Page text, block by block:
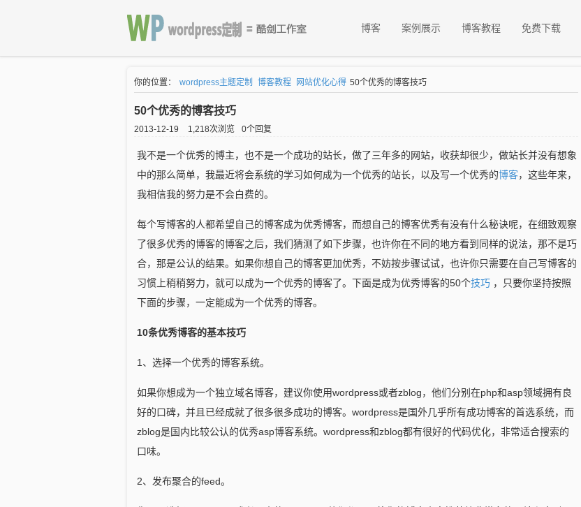
博客 案例展示 博客教程 免费下载
你的位置： wordpress主题定制 博客教程 网站优化心得 50个优秀的博客技巧
50个优秀的博客技巧
2013-12-19 1,218次浏览 0个回复
我不是一个优秀的博主，也不是一个成功的站长，做了三年多的网站，收获却很少，做站长并没有想象
中的那么简单，我最近将会系统的学习如何成为一个优秀的站长，以及写一个优秀的博客，这些年来，
我相信我的努力是不会白费的。
每个写博客的人都希望自己的博客成为优秀博客，而想自己的博客优秀有没有什么秘诀呢，在细致观察
了很多优秀的博客的博客之后，我们猜测了如下步骤，也许你在不同的地方看到同样的说法，那不是巧
合，那是公认的结果。如果你想自己的博客更加优秀，不妨按步骤试试，也许你只需要在自己写博客的
习惯上稍稍努力，就可以成为一个优秀的博客了。下面是成为优秀博客的50个技巧 ，只要你坚持按照
下面的步骤，一定能成为一个优秀的博客。
10条优秀博客的基本技巧
1、选择一个优秀的博客系统。
如果你想成为一个独立域名博客，建议你使用wordpress或者zblog，他们分别在php和asp领域拥有良
好的口碑，并且已经成就了很多很多成功的博客。wordpress是国外几乎所有成功博客的首选系统，而
zblog是国内比较公认的优秀asp博客系统。wordpress和zblog都有很好的代码优化，非常适合搜索的
口味。
2、发布聚合的feed。